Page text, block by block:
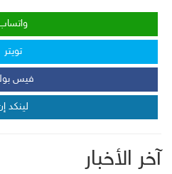
تويتر
فيس
لينكد
آخر الأخبار